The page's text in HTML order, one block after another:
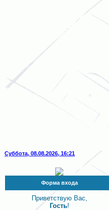
Суббота, 08.08.2026, 16:21
Форма входа
Приветствую Вас,
Гость!